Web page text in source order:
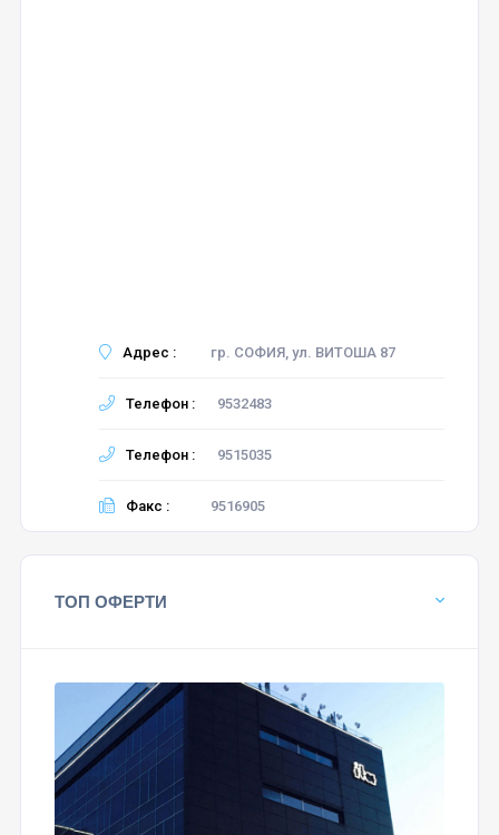
Адрес : гр. СОФИЯ, ул. ВИТОША 87
Телефон : 9532483
Телефон : 9515035
Факс : 9516905
ТОП ОФЕРТИ